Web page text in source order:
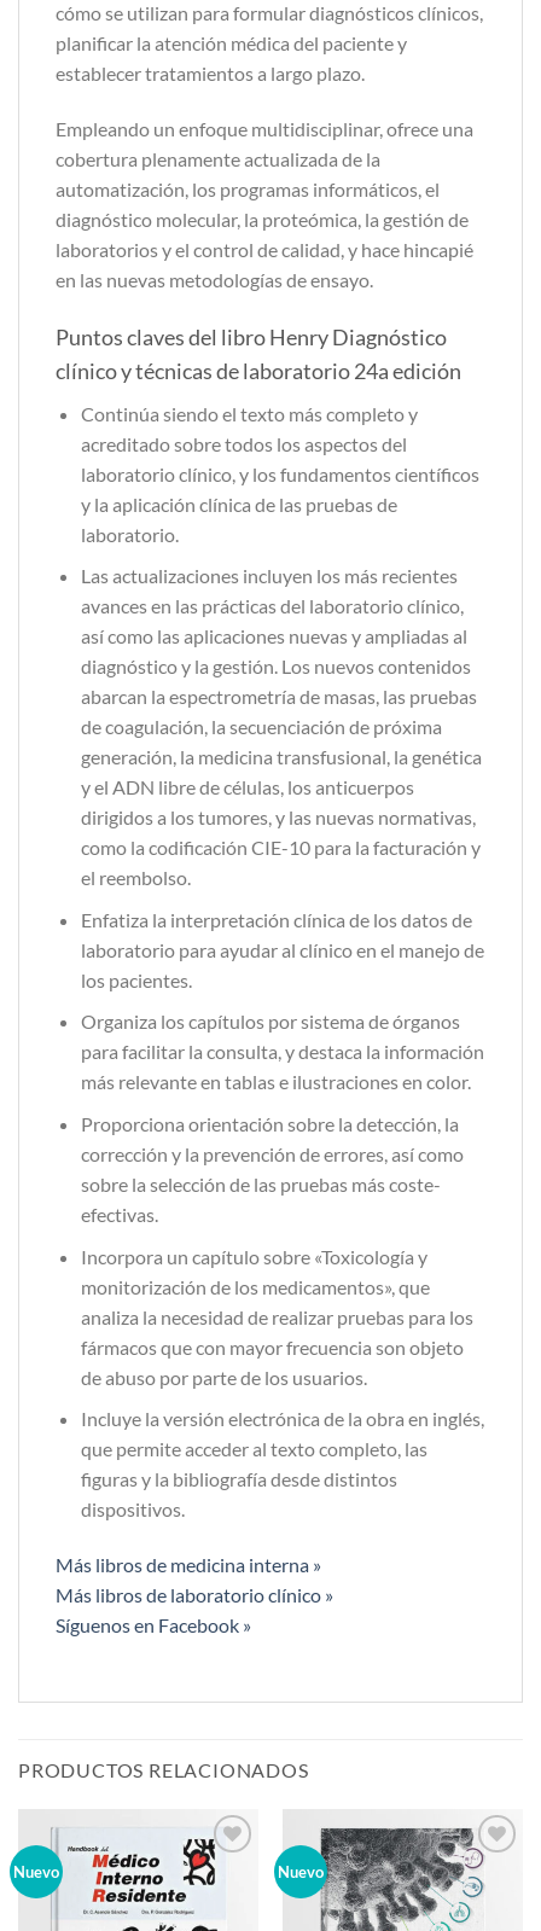
cómo se utilizan para formular diagnósticos clínicos,
planificar la atención médica del paciente y
establecer tratamientos a largo plazo.
Empleando un enfoque multidisciplinar, ofrece una
cobertura plenamente actualizada de la
automatización, los programas informáticos, el
diagnóstico molecular, la proteómica, la gestión de
laboratorios y el control de calidad, y hace hincapié
en las nuevas metodologías de ensayo.
Puntos claves del libro Henry Diagnóstico
clínico y técnicas de laboratorio 24a edición
Continúa siendo el texto más completo y
acreditado sobre todos los aspectos del
laboratorio clínico, y los fundamentos científicos
y la aplicación clínica de las pruebas de
laboratorio.
Las actualizaciones incluyen los más recientes
avances en las prácticas del laboratorio clínico,
así como las aplicaciones nuevas y ampliadas al
diagnóstico y la gestión. Los nuevos contenidos
abarcan la espectrometría de masas, las pruebas
de coagulación, la secuenciación de próxima
generación, la medicina transfusional, la genética
y el ADN libre de células, los anticuerpos
dirigidos a los tumores, y las nuevas normativas,
como la codificación CIE-10 para la facturación y
el reembolso.
Enfatiza la interpretación clínica de los datos de
laboratorio para ayudar al clínico en el manejo de
los pacientes.
Organiza los capítulos por sistema de órganos
para facilitar la consulta, y destaca la información
más relevante en tablas e ilustraciones en color.
Proporciona orientación sobre la detección, la
corrección y la prevención de errores, así como
sobre la selección de las pruebas más coste-
efectivas.
Incorpora un capítulo sobre «Toxicología y
monitorización de los medicamentos», que
analiza la necesidad de realizar pruebas para los
fármacos que con mayor frecuencia son objeto
de abuso por parte de los usuarios.
Incluye la versión electrónica de la obra en inglés,
que permite acceder al texto completo, las
figuras y la bibliografía desde distintos
dispositivos.
Más libros de medicina interna »
Más libros de laboratorio clínico »
Síguenos en Facebook »
PRODUCTOS RELACIONADOS
Nuevo
Añadir
a la
Nuevo
Añadir
a la
lista de
deseos